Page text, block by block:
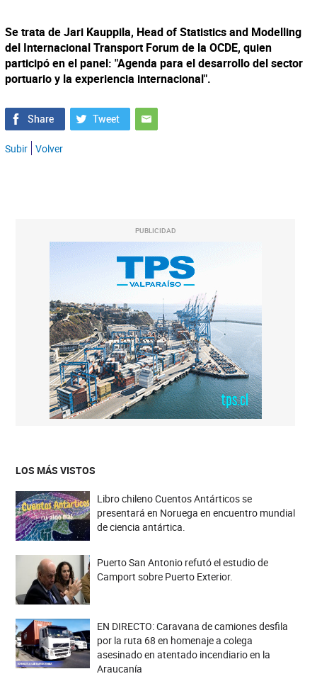
Se trata de Jari Kauppila, Head of Statistics and Modelling
del Internacional Transport Forum de la OCDE, quien
participó en el panel: "Agenda para el desarrollo del sector
portuario y la experiencia internacional".
Subir Volver
PUBLICIDAD
LOS MÁS VISTOS
Libro chileno Cuentos Antárticos se
presentará en Noruega en encuentro mundial
de ciencia antártica.
Puerto San Antonio refutó el estudio de
Camport sobre Puerto Exterior.
EN DIRECTO: Caravana de camiones desfila
por la ruta 68 en homenaje a colega
asesinado en atentado incendiario en la
Araucanía